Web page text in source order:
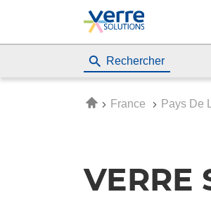
Rechercher
AccueilFrance Pays De
VERRE